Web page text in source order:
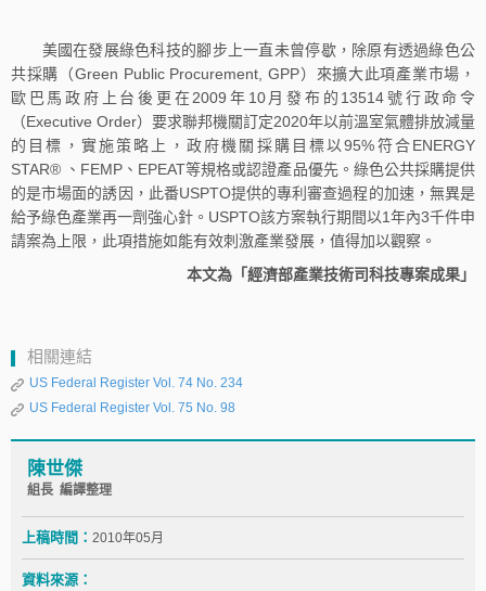
美國在發展綠色科技的腳步上一直未曾停歇，除原有透過綠色公
共採購（Green Public Procurement, GPP）來擴大此項產業市場，
歐巴馬政府上台後更在2009年10月發布的13514號行政命令
（Executive Order）要求聯邦機關訂定2020年以前溫室氣體排放減量
的目標，實施策略上，政府機關採購目標以95%符合ENERGY
STAR® 、FEMP、EPEAT等規格或認證產品優先。綠色公共採購提供
的是市場面的誘因，此番USPTO提供的專利審查過程的加速，無異是
給予綠色產業再一劑強心針。USPTO該方案執行期間以1年內3千件申
請案為上限，此項措施如能有效刺激產業發展，值得加以觀察。
本文為「經濟部產業技術司科技專案成果」
相關連結
US Federal Register Vol. 74 No. 234
US Federal Register Vol. 75 No. 98
陳世傑
組長 編譯整理
上稿時間： 2010年05月
資料來源：